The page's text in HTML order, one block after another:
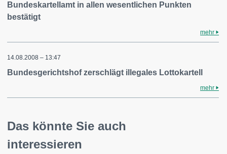
Bundeskartellamt in allen wesentlichen Punkten
bestätigt
mehr
14.08.2008 – 13:47
Bundesgerichtshof zerschlägt illegales Lottokartell
mehr
Das könnte Sie auch
interessieren